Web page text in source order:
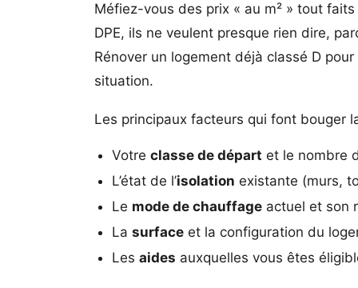
Méfiez-vous des prix « au m² » tout
DPE, ils ne veulent presque rien dire,
Rénover un logement déjà classé D
situation.
Les principaux facteurs qui font bouger
Votre classe de départ et le nombre
L’état de l’isolation existante (murs,
Le mode de chauffageactuel et son
La surfaceet la configuration du
Les aides auxquelles vous êtes